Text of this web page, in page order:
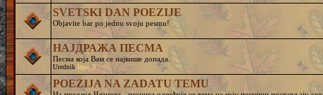
SVETSKI DAN POEZIJE
Objavite bar po jednu svoju pesmu!
НАЈДРАЖА ПЕСМА
Песма која Вам се највише допада.
Urednik lepa_S
POEZIJA NA ZADATU TEMU